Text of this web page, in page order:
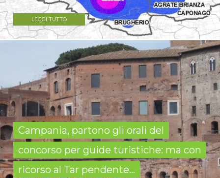
LEGGI TUTTO
Campania, partono gli orali del
concorso per guide turistiche: ma con
ricorso al Tar pendente...